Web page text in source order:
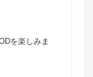
を楽しみま